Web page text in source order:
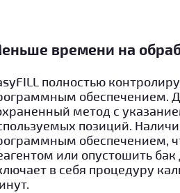
времени на
полностью
обеспечением.
метод с
позиций.
обеспечением,
или опустошить
в себя процедуру